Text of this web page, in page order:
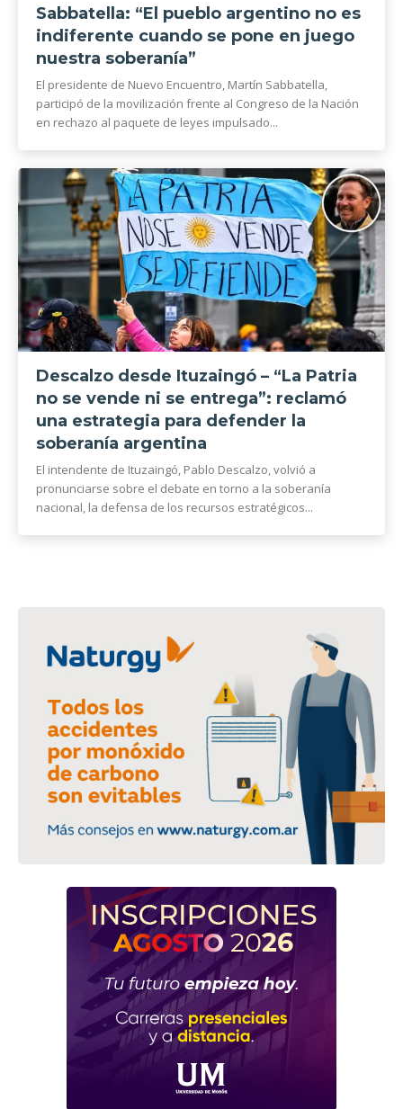
Sabbatella: “El pueblo argentino no es
indiferente cuando se pone en juego
nuestra soberanía”
El presidente de Nuevo Encuentro, Martín Sabbatella,
participó de la movilización frente al Congreso de la Nación
en rechazo al paquete de leyes impulsado...
Descalzo desde Ituzaingó – “La Patria
no se vende ni se entrega”: reclamó
una estrategia para defender la
soberanía argentina
El intendente de Ituzaingó, Pablo Descalzo, volvió a
pronunciarse sobre el debate en torno a la soberanía
nacional, la defensa de los recursos estratégicos...